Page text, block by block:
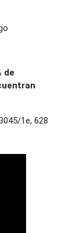
de
1e, 628